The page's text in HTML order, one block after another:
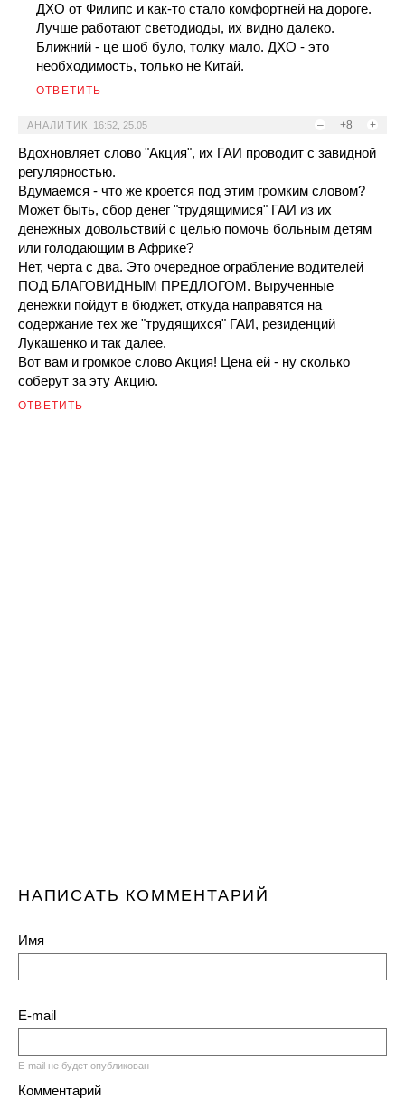
ДХО от Филипс и как-то стало комфортней на дороге.
Лучше работают светодиоды, их видно далеко.
Ближний - це шоб було, толку мало. ДХО - это
необходимость, только не Китай.
ОТВЕТИТЬ
– +8 +
АНАЛИТИК 16:52, 25.05
Вдохновляет слово "Акция", их ГАИ проводит с завидной
регулярностью.
Вдумаемся - что же кроется под этим громким словом?
Может быть, сбор денег "трудящимися" ГАИ из их
денежных довольствий с целью помочь больным детям
или голодающим в Африке?
Нет, черта с два. Это очередное ограбление водителей
ПОД БЛАГОВИДНЫМ ПРЕДЛОГОМ. Вырученные
денежки пойдут в бюджет, откуда направятся на
содержание тех же "трудящихся" ГАИ, резиденций
Лукашенко и так далее.
Вот вам и громкое слово Акция! Цена ей - ну сколько
соберут за эту Акцию.
ОТВЕТИТЬ
НАПИСАТЬ КОММЕНТАРИЙ
Имя
E-mail
E-mail не будет опубликован
Комментарий